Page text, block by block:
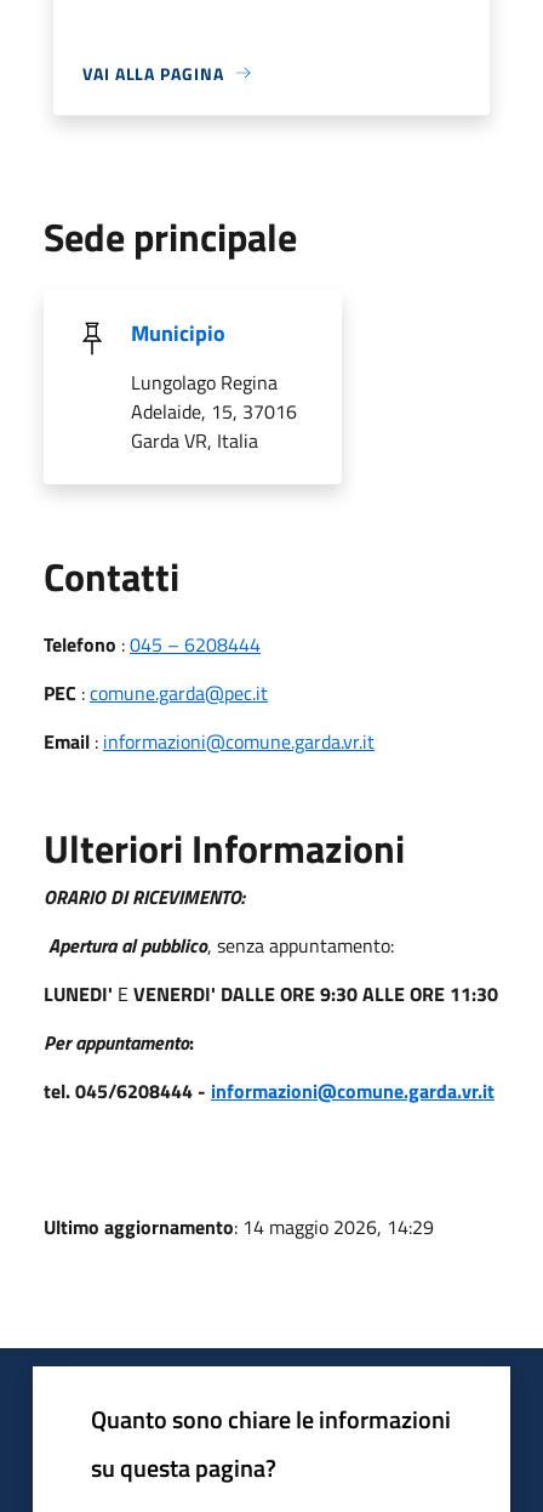
VAI ALLA PAGINA
Sede principale
Municipio
Lungolago Regina
Adelaide, 15, 37016
Garda VR, Italia
Contatti
Telefono :045 – 6208444
PEC :comune.garda@pec.it
Email : informazioni@comune.garda.vr.it
Ulteriori Informazioni
ORARIO DI RICEVIMENTO:
Apertura al pubblico, senza appuntamento:
LUNEDI' E VENERDI' DALLE ORE 9:30 ALLE ORE 11:30
Per appuntamento:
tel. 045/6208444 - informazioni@comune.garda.vr.it
Ultimo aggiornamento: 14 maggio 2026, 14:29
Quanto sono chiare le informazioni
su questa pagina?